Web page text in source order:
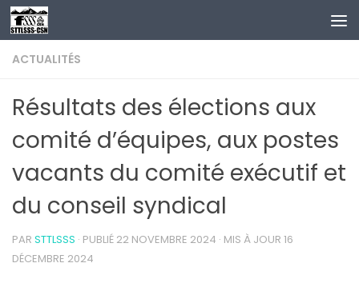
Au dessous du contenu
ACTUALITÉS
Résultats des élections aux
comité d’équipes, aux postes
vacants du comité exécutif et
du conseil syndical
PAR STTLSSS · PUBLIÉ 22 NOVEMBRE 2024 · MIS À JOUR 16
DÉCEMBRE 2024